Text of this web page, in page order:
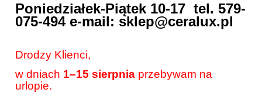
Poniedziałek-Piątek 10-17 tel. 579-
075-494e-mail: sklep@ceralux.pl
Drodzy Klienci,
w dniach 1–15 sierpnia przebywam na
urlopie.